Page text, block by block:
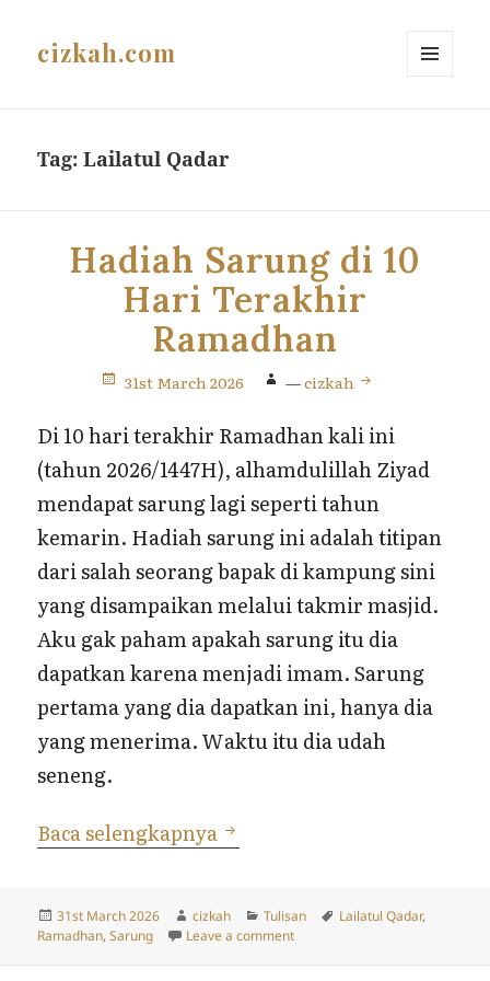
cizkah.com
Tag:Lailatul Qadar
Hadiah Sarung di 10
Hari Terakhir
Ramadhan
31st March 2026 —cizkah
Di 10 hari terakhir Ramadhan kali ini
(tahun 2026/1447H), alhamdulillah Ziyad
mendapat sarung lagi seperti tahun
kemarin. Hadiah sarung ini adalah titipan
dari salah seorang bapak di kampung sini
yang disampaikan melalui takmir masjid.
Aku gak paham apakah sarung itu dia
dapatkan karena menjadi imam. Sarung
pertama yang dia dapatkan ini, hanya dia
yang menerima. Waktu itu dia udah
seneng.
Baca selengkapnya Hadiah Sarung di 10 Hari
Posted
on
31st March 2026 Author
cizkah Categories
Tulisan Tags
Lailatul Qadar,
Ramadhan,Sarung Leave a commenton Hadiah Sarung di 10 Hari